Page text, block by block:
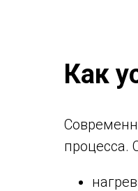
Как
процесса.